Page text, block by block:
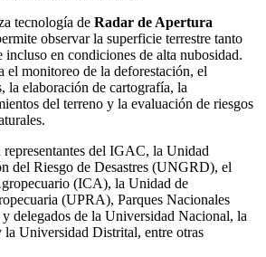
tecnología de Radar de Apertura
observar la superficie terrestre tanto
incluso en condiciones de alta nubosidad.
el monitoreo de la deforestación, el
la elaboración de cartografía, la
del terreno y la evaluación de riesgos
del IGAC, la Unidad
del Riesgo de Desastres (UNGRD), el
(ICA), la Unidad de
(UPRA), Parques Nacionales
delegados de la Universidad Nacional, la
Universidad Distrital, entre otras